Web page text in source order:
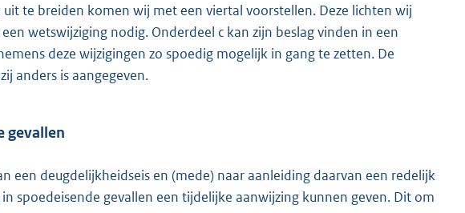
te breiden komen wij met een viertal voorstellen. Deze lichten wij
wetswijziging nodig. Onderdeel c kan zijn beslag vinden in een
deze wijzigingen zo spoedig mogelijk in gang te zetten. De
anders is aangegeven.
gevallen
een deugdelijkheidseis en (mede) naar aanleiding daarvan een redelijk
spoedeisende gevallen een tijdelijke aanwijzing kunnen geven. Dit om